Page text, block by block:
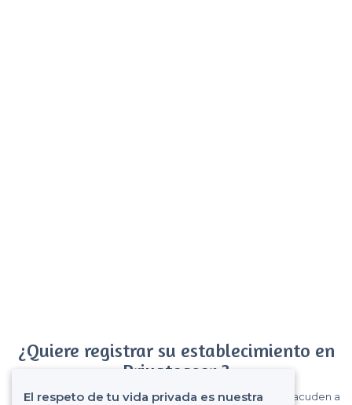
¿Quiere registrar su establecimiento en
Privateaser ?
Gane muchos clientes entre el millón de visitantes que acuden a
El respeto de tu vida privada es nuestra